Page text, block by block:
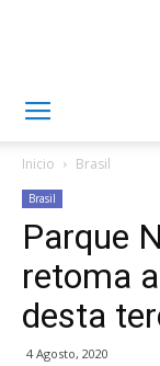
Inicio Brasil
Brasil
Parque
retoma
desta
4 Agosto, 2020